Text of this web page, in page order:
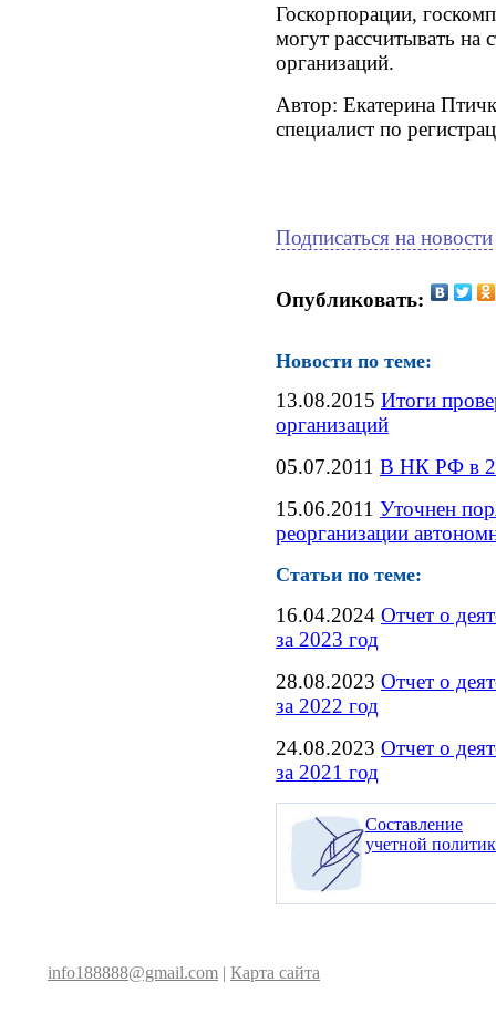
Госкорпорации,
могут рассчитывать на
организаций.
Автор: Екатерина
специалист по
Подписаться на новости
Опубликовать:
Новости по теме:
13.08.2015 Итоги
организаций
05.07.2011 В НК РФ в
15.06.2011 Уточнен
реорганизации
Статьи по теме:
16.04.2024 Отчет о
за 2023 год
28.08.2023 Отчет о
за 2022 год
24.08.2023 Отчет о
за 2021 год
Составление
учетной
info188888@gmail.com | Карта сайта